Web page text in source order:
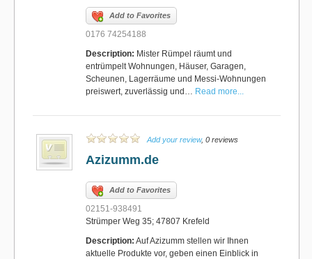
Add to Favorites
0176 74254188
Description: Mister Rümpel räumt und
entrümpelt Wohnungen, Häuser, Garagen,
Scheunen, Lagerräume und Messi-Wohnungen
preiswert, zuverlässig und… Read more...
Add your review, 0 reviews
Azizumm.de
Add to Favorites
02151-938491
Strümper Weg 35; 47807 Krefeld
Description: Auf Azizumm stellen wir Ihnen
aktuelle Produkte vor, geben einen Einblick in